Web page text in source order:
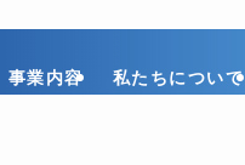
事業内容 私たちについて